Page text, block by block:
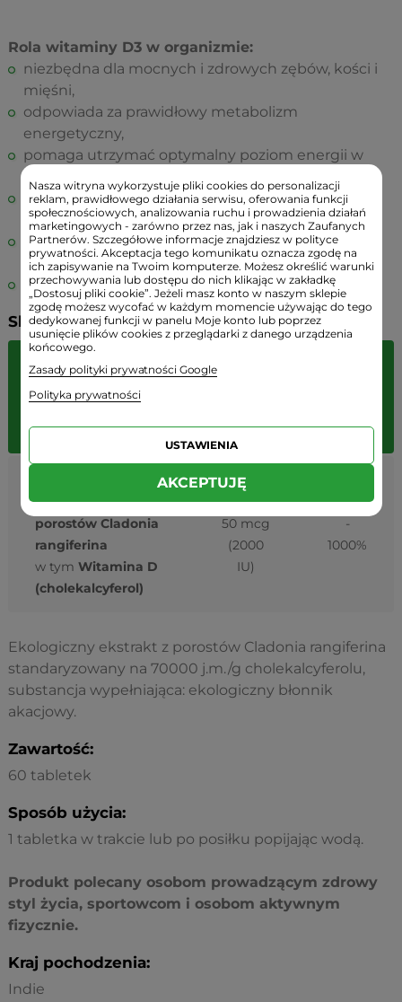
Rola witaminy D3 w organizmie:
niezbędna dla mocnych i zdrowych zębów, kości i
mięśni,
odpowiada za prawidłowy metabolizm
energetyczny,
pomaga utrzymać optymalny poziom energii w
wspiera prawidłowe funkcjonowanie układu
odpornościowego,
pomagają w zachowaniu prawidłowych funkcji
psychologicznych,
zapobiega powstawaniu cukrzycy.
Składniki:
Składniki:
tabletka)
ekstrakt z
porostów Cladonia
rangiferina
w tym Witamina D
(cholekalcyferol)
28,6 mg
50 mcg
(2000
IU)
-
1000%
Ekologiczny ekstrakt z porostów Cladonia rangiferina
standaryzowany na 70000 j.m./g cholekalcyferolu,
substancja wypełniająca: ekologiczny błonnik
akacjowy.
Zawartość:
60 tabletek
Sposób użycia:
1 tabletka w trakcie lub po posiłku popijając wodą.
Produkt polecany osobom prowadzącym zdrowy
styl życia, sportowcom i osobom aktywnym
fizycznie.
Kraj pochodzenia:
Indie
Nasza witryna wykorzystuje pliki cookies do personalizacji
reklam, prawidłowego działania serwisu, oferowania funkcji
społecznościowych, analizowania ruchu i prowadzienia działań
marketingowych - zarówno przez nas, jak i naszych Zaufanych
Partnerów. Szczegółowe informacje znajdziesz w polityce
prywatności. Akceptacja tego komunikatu oznacza zgodę na
ich zapisywanie na Twoim komputerze. Możesz określić warunki
przechowywania lub dostępu do nich klikając w zakładkę
„Dostosuj pliki cookie”. Jeżeli masz konto w naszym sklepie
zgodę możesz wycofać w każdym momencie używając do tego
dedykowanej funkcji w panelu Moje konto lub poprzez
usunięcie plików cookies z przeglądarki z danego urządzenia
końcowego.
Zasady polityki prywatności Google
Polityka prywatności
USTAWIENIA
AKCEPTUJĘ